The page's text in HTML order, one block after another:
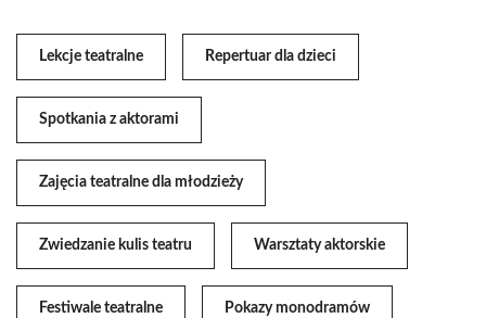
Lekcje teatralne Repertuar dla dzieci
Spotkania z aktorami
Zajęcia teatralne dla młodzieży
Zwiedzanie kulis teatru Warsztaty aktorskie
Festiwale teatralne Pokazy monodramów